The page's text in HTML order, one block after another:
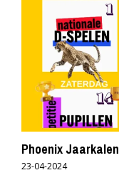
Phoenix
23-04-2024